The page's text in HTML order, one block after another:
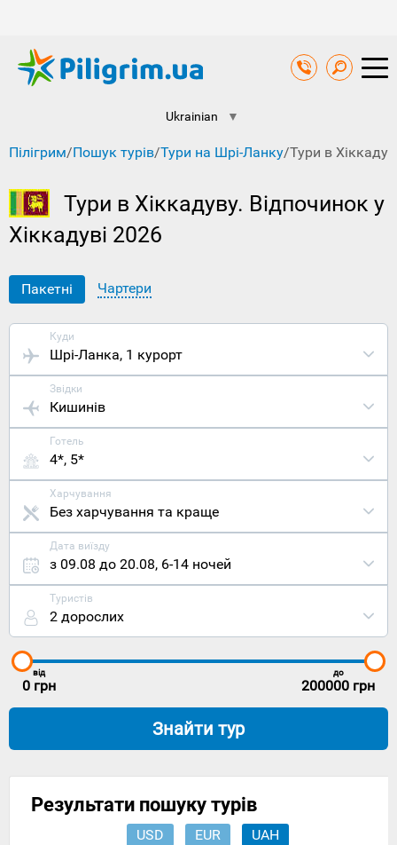
Ukrainian ▼
Пілігрим/Пошук турів/Тури на Шрі-Ланку/Тури в
Тури в Хіккадуву. Відпочинок у
Хіккадуві 2026
Пакетні Чартери
Куди
Шрі-Ланка, 1 курорт
Звідки
Кишинів
Готель
4*, 5*
Харчування
Без харчування та краще
Дата виїзду
з 09.08 до 20.08, 6-14 ночей
Туристів
2 дорослих
від
0 грн
до
200000 грн
Знайти тур
Результати пошуку турів
USD EUR UAH